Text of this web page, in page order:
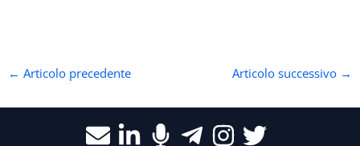
← Articolo precedente Articolo successivo →